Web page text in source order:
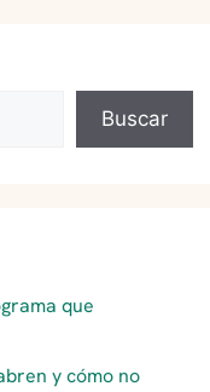
Buscar
que
y cómo no